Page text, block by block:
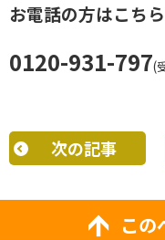
お電話の方はこち
0120-931-797(
次の記事
この